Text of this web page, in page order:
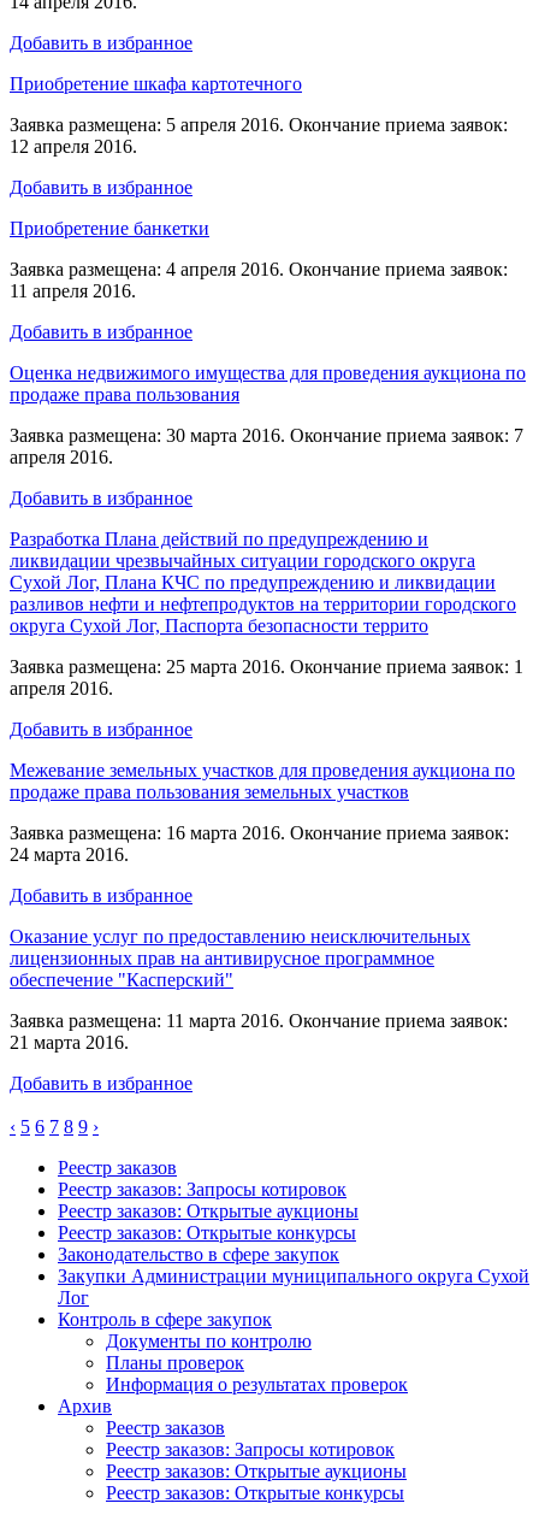
Добавить в избранное
Приобретение шкафа картотечного
Заявка размещена: 5 апреля 2016. Окончание приема заявок:
12 апреля 2016.
Добавить в избранное
Приобретение банкетки
Заявка размещена: 4 апреля 2016. Окончание приема заявок:
11 апреля 2016.
Добавить в избранное
Оценка недвижимого имущества для проведения аукциона по
продаже права пользования
Заявка размещена: 30 марта 2016. Окончание приема заявок: 7
апреля 2016.
Добавить в избранное
Разработка Плана действий по предупреждению и
ликвидации чрезвычайных ситуации городского округа
Сухой Лог, Плана КЧС по предупреждению и ликвидации
разливов нефти и нефтепродуктов на территории городского
округа Сухой Лог, Паспорта безопасности террито
Заявка размещена: 25 марта 2016. Окончание приема заявок: 1
апреля 2016.
Добавить в избранное
Межевание земельных участков для проведения аукциона по
продаже права пользования земельных участков
Заявка размещена: 16 марта 2016. Окончание приема заявок:
24 марта 2016.
Добавить в избранное
Оказание услуг по предоставлению неисключительных
лицензионных прав на антивирусное программное
обеспечение "Касперский"
Заявка размещена: 11 марта 2016. Окончание приема заявок:
21 марта 2016.
Добавить в избранное
‹ 5 6 7 8 9 ›
Реестр заказов
Реестр заказов: Запросы котировок
Реестр заказов: Открытые аукционы
Реестр заказов: Открытые конкурсы
Законодательство в сфере закупок
Закупки Администрации муниципального округа Сухой
Лог
Контроль в сфере закупок
Документы по контролю
Планы проверок
Информация о результатах проверок
Архив
Реестр заказов
Реестр заказов: Запросы котировок
Реестр заказов: Открытые аукционы
Реестр заказов: Открытые конкурсы